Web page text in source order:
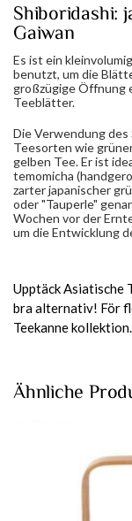
Shiboridashi:
Gaiwan
Es ist ein
benutzt, um die
großzügige Öffnung
Teeblätter.
Die Verwendung
Teesorten wie
gelben Tee. Er ist
temomicha
zarter japanischer
oder "Tauperle"
Wochen vor der
um die Entwicklung
UpptäckAsiatische
bra alternativ! För
Teekannekollektion.
Ähnliche